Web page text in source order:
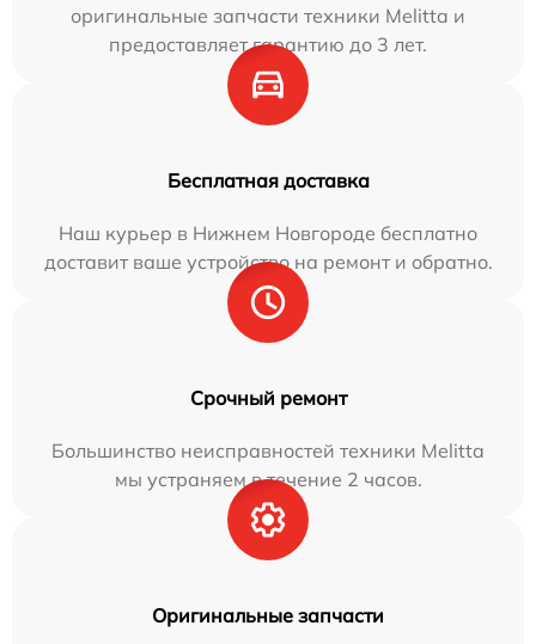
оригинальные запчасти техники Melitta и
предоставляет гарантию до 3 лет.
Бесплатная доставка
Наш курьер в Нижнем Новгороде бесплатно
доставит ваше устройство на ремонт и обратно.
Срочный ремонт
Большинство неисправностей техники Melitta
мы устраняем в течение 2 часов.
Оригинальные запчасти